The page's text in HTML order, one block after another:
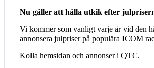
Nu gäller att hålla utkik efter
Vi kommer som vanligt varje år vid den
annonsera julpriser på populära ICOM
Kolla hemsidan och annonser i QTC.